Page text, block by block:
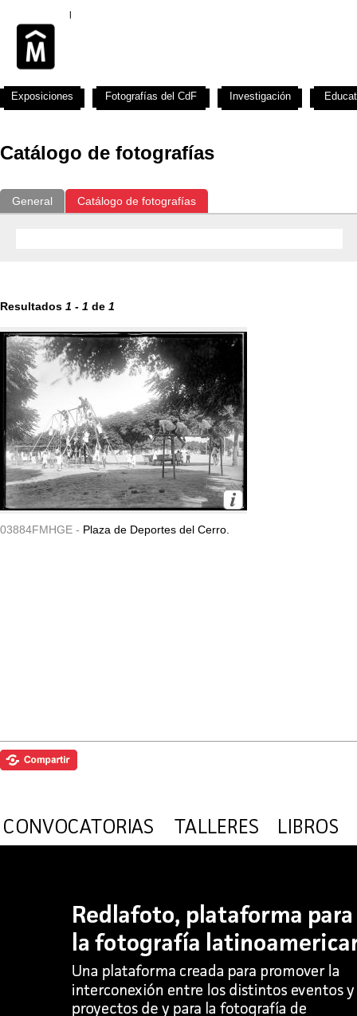
Catálogo de fotografías
General Catálogo de fotografías
Resultados 1 - 1 de 1
03884FMHGE - Plaza de Deportes del Cerro.
Exposiciones Fotografías del CdF Investigación